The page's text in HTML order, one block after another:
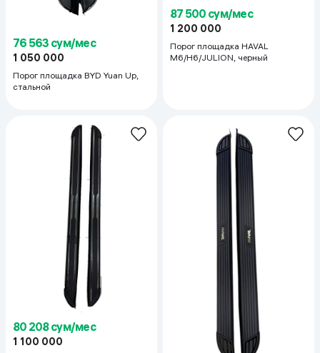
76 563 сум/мес
1 050 000
Порог площадка BYD Yuan Up,
стальной
87 500 сум/мес
1 200 000
Порог площадка HAVAL
M6/H6/JULION, черный
80 208 сум/мес
1 100 000